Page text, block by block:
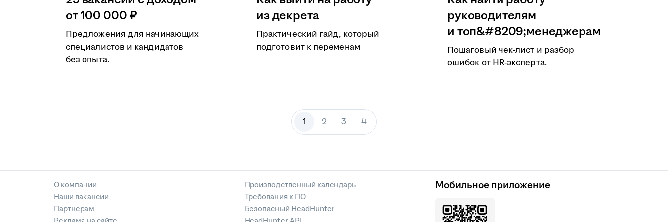
от 100 000 ₽
Предложения для начинающих
специалистов и кандидатов
без опыта.
из декрета
Практический гайд, который
подготовит к переменам
руководителям
и топ&#8209;менеджерам
Пошаговый чек-лист и разбор
ошибок от HR-эксперта.
1 2 3 4
О компании
Наши вакансии
Партнерам
Производственный календарь
Требования к ПО
Безопасный HeadHunter
Мобильное приложение